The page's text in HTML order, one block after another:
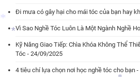
*
Đi mưa có gây hại cho mái tóc của bạn hay
Vì Sao Nghề Tóc Luôn Là Một Ngành Nghề
Kỹ Năng Giao Tiếp: Chìa Khóa Không Thể
Tóc - 24/09/2025
4 tiêu chí lựa chọn nơi học nghề tóc cho bạn